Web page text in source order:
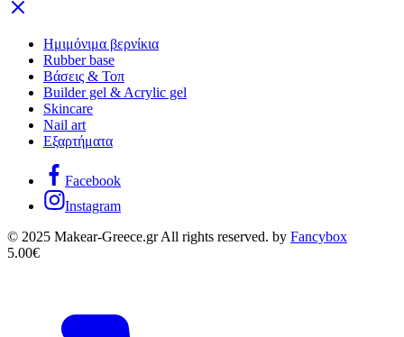
Ημιμόνιμα βερνίκια
Rubber base
Βάσεις & Τοπ
Builder gel & Acrylic gel
Skincare
Nail art
Εξαρτήματα
Facebook
Instagram
© 2025 Makear-Greece.gr All rights reserved. by Fancybox
5.00€